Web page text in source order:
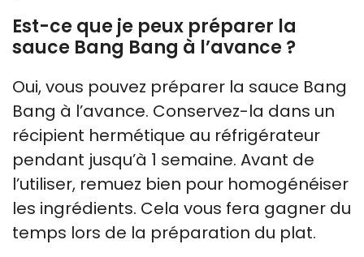
Est-ce que je peux préparer la
sauce Bang Bang à l’avance ?
Oui, vous pouvez préparer la sauce Bang
Bang à l’avance. Conservez-la dans un
récipient hermétique au réfrigérateur
pendant jusqu’à 1 semaine. Avant de
l’utiliser, remuez bien pour homogénéiser
les ingrédients. Cela vous fera gagner du
temps lors de la préparation du plat.